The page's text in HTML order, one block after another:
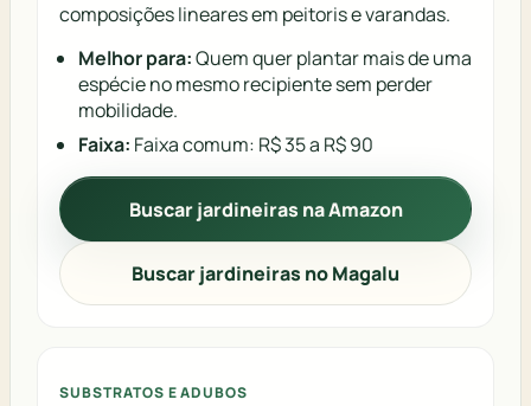
composições lineares em peitoris e varandas.
Melhor para:Quem quer plantar mais de uma
espécie no mesmo recipiente sem perder
mobilidade.
Faixa: Faixa comum: R$ 35 a R$ 90
Buscar jardineiras na Amazon
Buscar jardineiras no Magalu
SUBSTRATOS E ADUBOS